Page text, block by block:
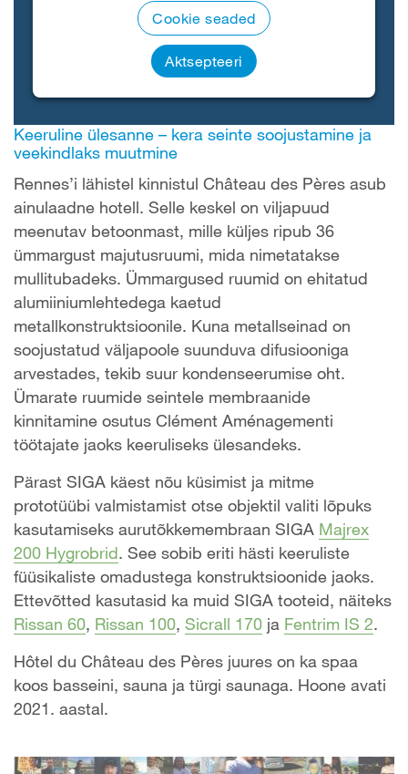
Cookie seaded
Aktsepteeri
Keeruline ülesanne – kera seinte soojustamine ja
veekindlaks muutmine
Rennes’i lähistel kinnistul Château des Pères asub
ainulaadne hotell. Selle keskel on viljapuud
meenutav betoonmast, mille küljes ripub 36
ümmargust majutusruumi, mida nimetatakse
mullitubadeks. Ümmargused ruumid on ehitatud
alumiiniumlehtedega kaetud
metallkonstruktsioonile. Kuna metallseinad on
soojustatud väljapoole suunduva difusiooniga
arvestades, tekib suur kondenseerumise oht.
Ümarate ruumide seintele membraanide
kinnitamine osutus Clément Aménagementi
töötajate jaoks keeruliseks ülesandeks.
Pärast SIGA käest nõu küsimist ja mitme
prototüübi valmistamist otse objektil valiti lõpuks
kasutamiseks aurutõkkemembraan SIGA Majrex
200 Hygrobrid. See sobib eriti hästi keeruliste
füüsikaliste omadustega konstruktsioonide jaoks.
Ettevõtted kasutasid ka muid SIGA tooteid, näiteks
Rissan 60, Rissan 100, Sicrall 170 ja Fentrim IS 2.
Hôtel du Château des Pères juures on ka spaa
koos basseini, sauna ja türgi saunaga. Hoone avati
2021. aastal.